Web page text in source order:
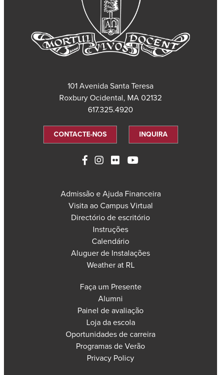
101 Avenida Santa Teresa
Roxbury Ocidental, MA 02132
617.325.4920
CONTACTE-NOS INQUIRA
Admissão e Ajuda Financeira
Visita ao Campus Virtual
Directório de escritório
Instruções
Calendário
Aluguer de Instalações
Weather at RL
Faça um Presente
Alumni
Painel de avaliação
Loja da escola
Oportunidades de carreira
Programas de Verão
Privacy Policy